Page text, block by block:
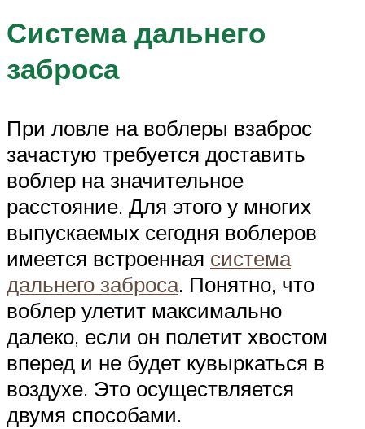
Система дальнего
заброса
При ловле на воблеры взаброс
зачастую требуется доставить
воблер на значительное
расстояние. Для этого у многих
выпускаемых сегодня воблеров
имеется встроенная система
дальнего заброса. Понятно, что
воблер улетит максимально
далеко, если он полетит хвостом
вперед и не будет кувыркаться в
воздухе. Это осуществляется
двумя способами.